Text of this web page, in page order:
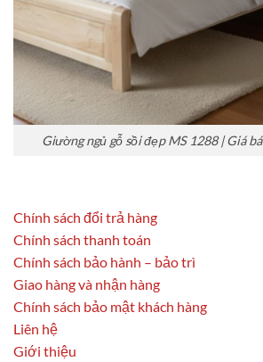
Giường ngủ gỗ sồi đẹp MS 1288 | Giá
Chính sách đổi trả hàng
Chính sách thanh toán
Chính sách bảo hành – bảo trì
Giao hàng và nhận hàng
Chính sách bảo mật khách hàng
Liên hệ
Giới thiệu